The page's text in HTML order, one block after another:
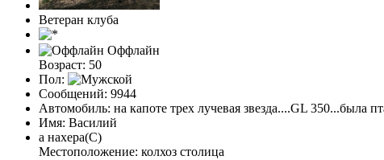
Ветеран клуба
Оффлайн
Возраст: 50
Пол:
Сообщений: 9944
Автомобиль: на капоте трех лучевая звезда....GL 350...была
Имя: Василий
а нахера(С)
Местоположение: колхоз столица